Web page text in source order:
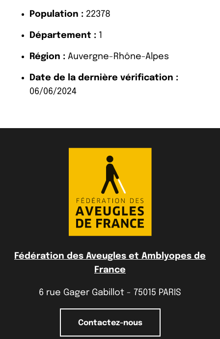
Population : 22378
Département : 1
Région : Auvergne-Rhône-Alpes
Date de la dernière vérification :
06/06/2024
Fédération des Aveugles et Amblyopes de
France
6 rue Gager Gabillot - 75015 PARIS
Contactez-nous